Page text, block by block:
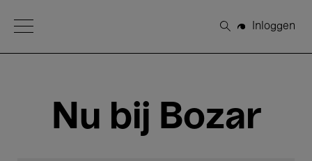
Open Menu
Zoeken
Inloggen
Nu bij Bozar